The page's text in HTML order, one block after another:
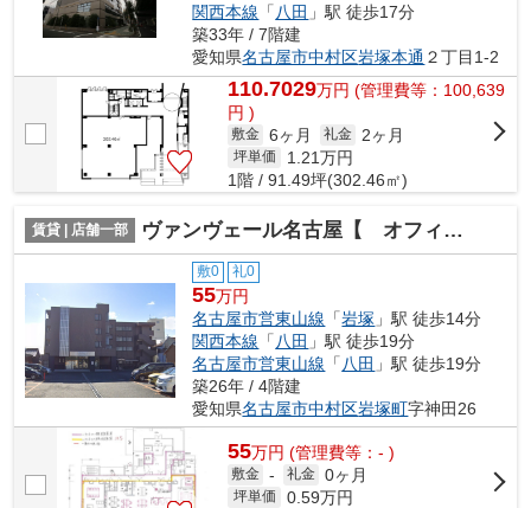
関西本線 「 八田 」駅 徒歩17分
築33年 / 7階建
愛知県名古屋市中村区岩塚本通 ２丁目1-2
110.7029万円 (管理費等：100,639
円 )
敷金 6ヶ月 礼金 2ヶ月
坪単価 1.21万円
1階 / 91.49坪(302.46㎡)
賃貸 | 店舗一部 ヴァンヴェール名古屋【 オフィスおすすめ 】
敷0 礼0
55万円
名古屋市営東山線 「岩塚 」駅 徒歩14分
関西本線 「八田 」駅 徒歩19分
名古屋市営東山線 「八田 」駅 徒歩19分
築26年 / 4階建
愛知県名古屋市中村区岩塚町字神田26
55万円 (管理費等：- )
敷金 - 礼金 0ヶ月
坪単価 0.59万円